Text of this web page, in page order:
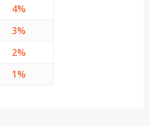
4%
3%
2%
1%